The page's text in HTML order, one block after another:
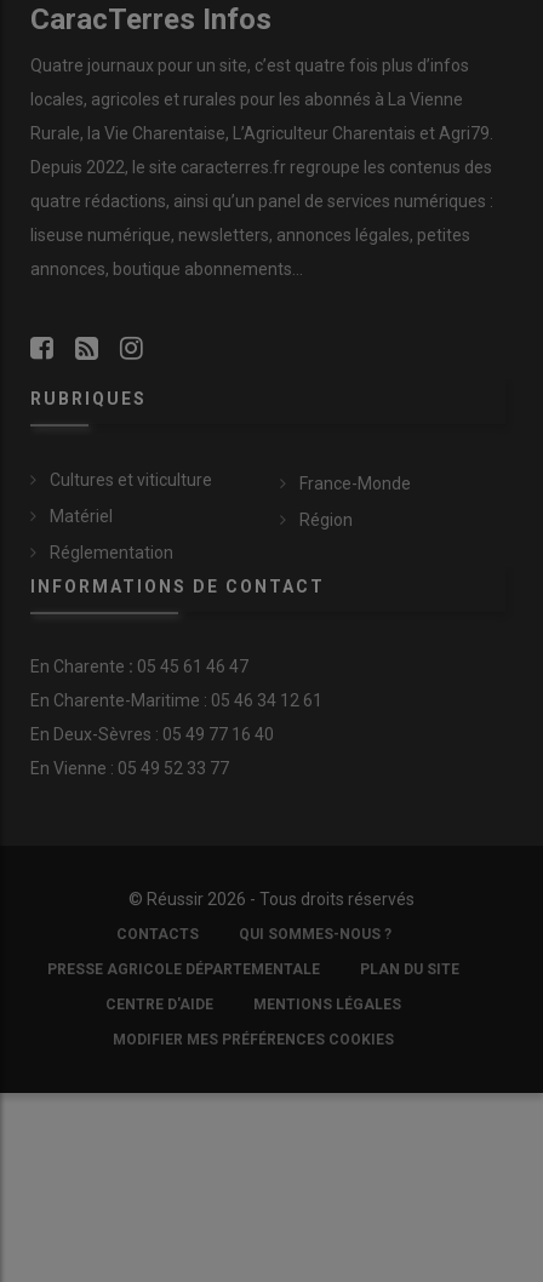
CaracTerres Infos
Quatre journaux pour un site, c’est quatre fois plus d’infos
locales, agricoles et rurales pour les abonnés à La Vienne
Rurale, la Vie Charentaise, L’Agriculteur Charentais et Agri79.
Depuis 2022, le site caracterres.fr regroupe les contenus des
quatre rédactions, ainsi qu’un panel de services numériques :
liseuse numérique, newsletters, annonces légales, petites
annonces, boutique abonnements…
RUBRIQUES
Cultures et viticulture
Matériel
Réglementation
France-Monde
Région
INFORMATIONS DE CONTACT
En Charente : 05 45 61 46 47
En Charente-Maritime : 05 46 34 12 61
En Deux-Sèvres : 05 49 77 16 40
En Vienne : 05 49 52 33 77
© Réussir 2026 - Tous droits réservés
COPYRIGHTCONTACTS QUI SOMMES-NOUS ?
PRESSE AGRICOLE DÉPARTEMENTALE PLAN DU SITE
CENTRE D'AIDE MENTIONS LÉGALES
MODIFIER MES PRÉFÉRENCES COOKIES